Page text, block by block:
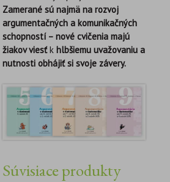
Zamerané sú najmä na rozvoj
argumentačných a komunikačných
schopností – nové cvičenia majú
žiakov viesťk hlbšiemu uvažovaniu a
nutnosti obhájiť si svoje závery.
Súvisiace produkty